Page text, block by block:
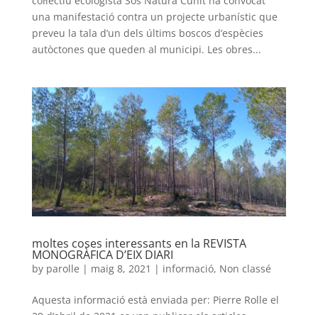
una manifestació contra un projecte urbanístic que
preveu la tala d’un dels últims boscos d’espècies
autòctones que queden al municipi. Les obres...
moltes coses interessants en la REVISTA
MONOGRÀFICA D’EIX DIARI
by parolle | maig 8, 2021 | informació, Non classé
Aquesta informació està enviada per: Pierre Rolle el